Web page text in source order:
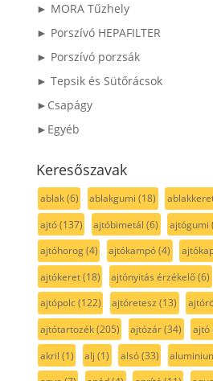
► MORA Tűzhely
► Porszívó HEPAFILTER
► Porszívó porzsák
► Tepsik és Sütőrácsok
►Csapágy
►Egyéb
Keresőszavak
ablak(6) ablakgumi (18)
ajtó(137) ajtóbimetál (6) ajtógumi
ajtóhorog(4) ajtókampó(4)
ajtókeret(18) ajtónyitás érzékelő(6)
ajtópolc(122) ajtóretesz (13)
ajtótartozék(205) ajtózár(34) ajtó
akril (1) alj (1) alsó(33)